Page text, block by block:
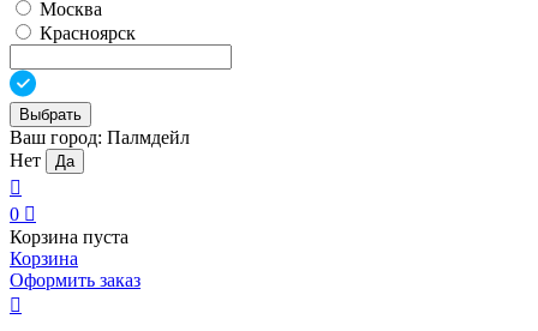
Москва
Красноярск
Выбрать
Ваш город: Палмдейл
Нет
Да

0 
Корзина пуста
Корзина
Оформить заказ
